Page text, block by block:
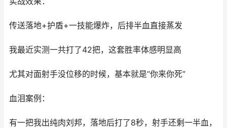
传送落地+护盾+一技能爆炸，后排半血直接蒸发
我最近实测一共打了42把，这套胜率体感明显高
尤其对面射手没位移的时候，基本就是“你来你死”
血泪案例：
有一把我出纯肉刘邦，落地后打了8秒，射手还剩一半血，